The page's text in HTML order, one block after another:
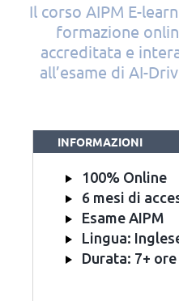
Il corso AIPM E-
formazione
accreditata e
all’esame di AI-
INFORMAZIONI
100% Online
6 mesi di
Esame AIPM
Lingua:
Durata: 7+ ore